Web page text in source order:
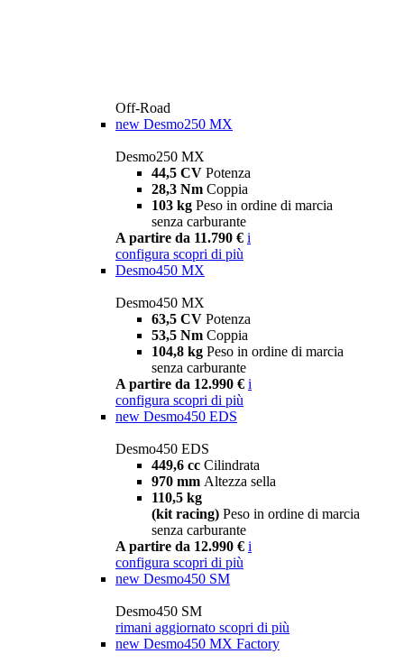
Off-Road
new Desmo250 MX
Desmo250 MX
44,5 CV Potenza
28,3 Nm Coppia
103 kg Peso in ordine di marcia
senza carburante
A partire da 11.790 € i
configura scopri di più
Desmo450 MX
Desmo450 MX
63,5 CV Potenza
53,5 Nm Coppia
104,8 kg Peso in ordine di marcia
senza carburante
A partire da 12.990 € i
configura scopri di più
new Desmo450 EDS
Desmo450 EDS
449,6 cc Cilindrata
970 mm Altezza sella
110,5 kg
(kit racing) Peso in ordine di marcia
senza carburante
A partire da 12.990 € i
configura scopri di più
new Desmo450 SM
Desmo450 SM
rimani aggiornato scopri di più
new Desmo450 MX Factory